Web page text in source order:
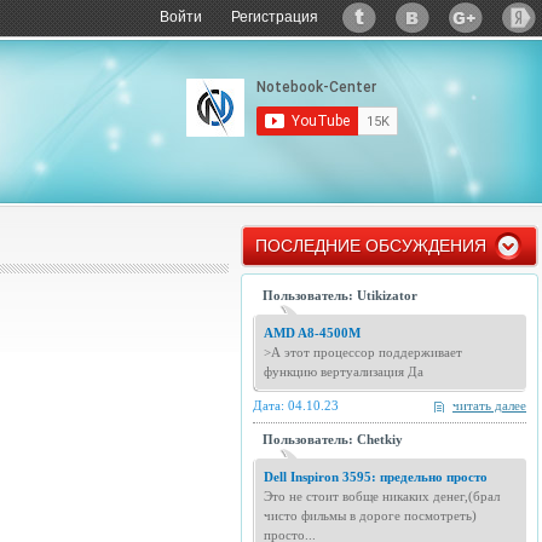
Войти Регистрация
ПОСЛЕДНИЕ ОБСУЖДЕНИЯ
Пользователь: Utikizator
AMD A8-4500M
>А этот процессор поддерживает
функцию вертуализация Да
читать далее
Дата: 04.10.23
Пользователь: Chetkiy
Dell Inspiron 3595: предельно просто
Это не стоит вобще никаких денег,(брал
чисто фильмы в дороге посмотреть)
просто...